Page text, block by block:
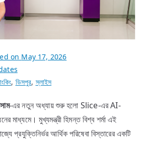
on May 17, 2026
, ডিসপুর,স্লাইস
-এর নতুন অধ্যায় শুরু হলো Slice-এর AI-
মাধ্যমে। মুখ্যমন্ত্রী হিমন্ত বিশ্ব শর্মা এই
প্রযুক্তিনির্ভর আর্থিক পরিষেবা বিস্তারের একটি